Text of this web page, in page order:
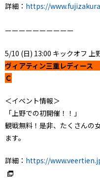
詳細： https://
ーーーーーーーーーー
5/10 (日) 13:00 キックオフ 上
ヴィアティン三重レディー
Ｃ
＜イベント情報＞
「上野での初開催！！」
観戦無料！是非、たくさんの
ます。
詳細： https://